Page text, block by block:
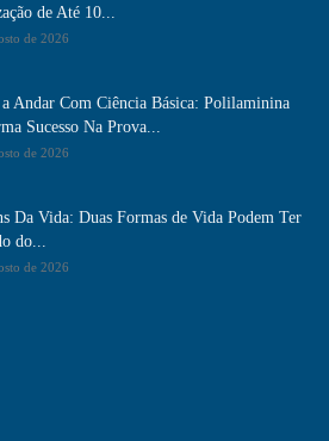
de Até 10...
de 2026
Andar Com Ciência Básica: Polilaminina
Sucesso Na Prova...
de 2026
Da Vida: Duas Formas de Vida Podem Ter
do...
de 2026